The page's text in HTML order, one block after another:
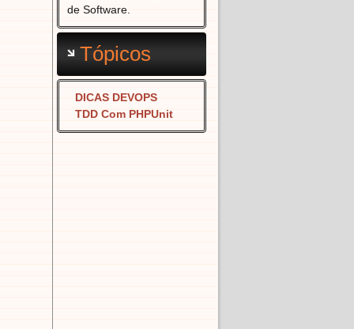
de Software.
Tópicos
DICAS DEVOPS
TDD Com PHPUnit